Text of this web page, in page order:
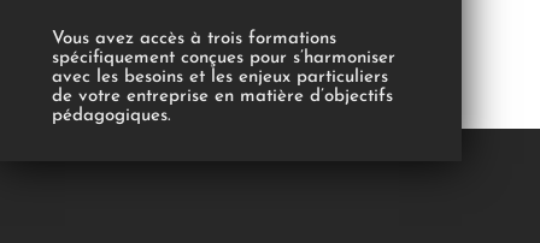
Vous avez accès à trois formations
spécifiquement conçues pour s’harmoniser
avec les besoins et les enjeux particuliers
de votre entreprise en matière d’objectifs
pédagogiques.